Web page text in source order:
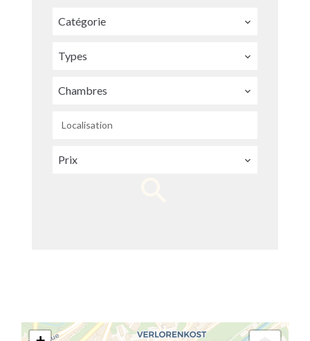
Catégorie
Types
Chambres
Localisation
Prix